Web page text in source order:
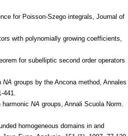
for Poisson-Szego integrals, Journal of
with polynomially growing coefficients,
for subelliptic second order operators
NA groups by the Ancona method, Annales
441.
harmonic NA groups, Annali Scuola Norm.
homogeneous domains in and